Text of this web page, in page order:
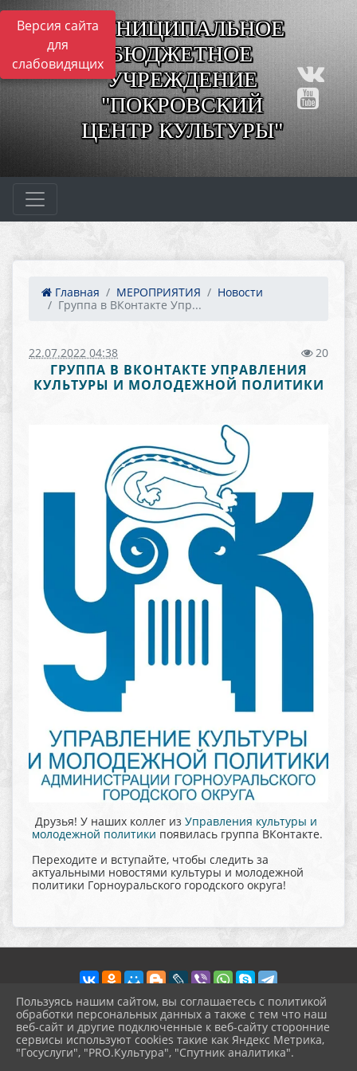
Версия сайта
для
слабовидящих
МУНИЦИПАЛЬНОЕ
БЮДЖЕТНОЕ
УЧРЕЖДЕНИЕ
"ПОКРОВСКИЙ
ЦЕНТР КУЛЬТУРЫ"
Главная МЕРОПРИЯТИЯ
Новости
Группа в ВКонтакте Упр...
22.07.2022 04:38 20
ГРУППА В ВКОНТАКТЕ УПРАВЛЕНИЯ
КУЛЬТУРЫ И МОЛОДЕЖНОЙ ПОЛИТИКИ
Друзья! У наших коллег из Управления культуры и
молодежной политики появилась группа ВКонтакте.
Переходите и вступайте, чтобы следить за
актуальными новостями культуры и молодежной
политики Горноуральского городского округа!
2026 г. pokrov-ck.ru
Вход
Карта сайта
Пользуясь нашим сайтом, вы соглашаетесь с политикой
обработки персональных данных а также с тем что наш
веб-сайт и другие подключенные к веб-сайту сторонние
сервисы используют cookies такие как Яндекс Метрика,
"Госуслуги", "PRO.Культура", "Спутник аналитика".